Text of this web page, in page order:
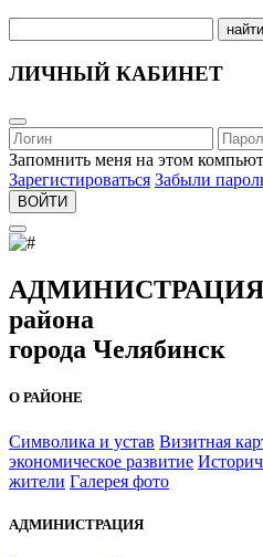
найти
ЛИЧНЫЙ КАБИНЕТ
Запомнить меня на этом
Зарегистироваться Забыли
ВОЙТИ
АДМИНИСТРАЦИЯ
района
города Челябинск
О РАЙОНЕ
Символика и устав Визитная
экономическое развитие
жители Галерея фото
АДМИНИСТРАЦИЯ